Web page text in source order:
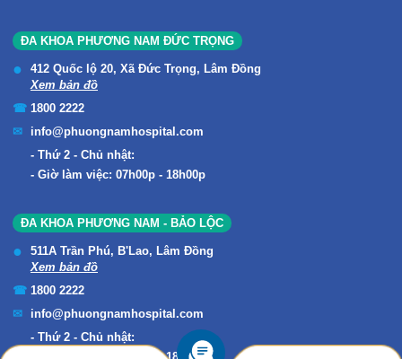
ĐA KHOA PHƯƠNG NAM ĐỨC TRỌNG
412 Quốc lộ 20, Xã Đức Trọng, Lâm Đồng
Xem bản đồ
1800 2222
info@phuongnamhospital.com
Thứ 2 - Chủ nhật:
Giờ làm việc: 07h00p - 18h00p
ĐA KHOA PHƯƠNG NAM - BẢO LỘC
511A Trần Phú, B'Lao, Lâm Đồng
Xem bản đồ
1800 2222
info@phuongnamhospital.com
Thứ 2 - Chủ nhật: